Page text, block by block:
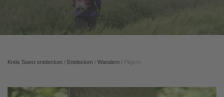
Kreis Soest entdecken / Entdecken / Wandern / Pilgern